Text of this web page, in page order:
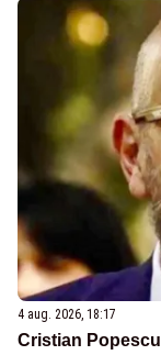
4 aug. 2026, 18:17
Cristian